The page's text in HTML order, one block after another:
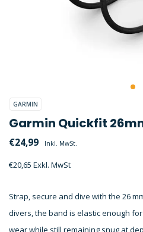
GARMIN
Garmin Quickfit
€24,99 Inkl. MwSt.
€20,65 Exkl. MwSt
Strap, secure and dive with the 26
divers, the band is elastic enough
wear while still remaining snug at